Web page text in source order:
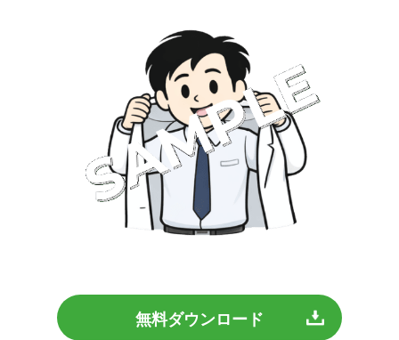
無料ダウンロード